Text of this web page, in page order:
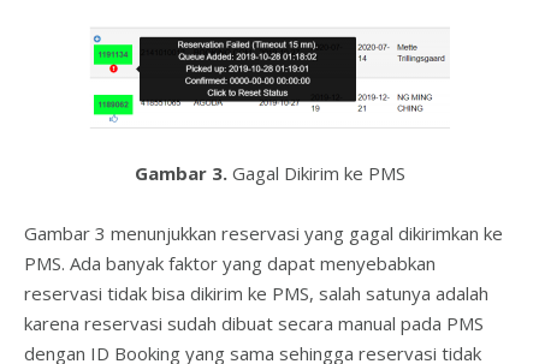
Gambar 3.Gagal Dikirim ke PMS
Gambar 3 menunjukkan reservasi yang gagal dikirimkan ke
PMS. Ada banyak faktor yang dapat menyebabkan
reservasi tidak bisa dikirim ke PMS, salah satunya adalah
karena reservasi sudah dibuat secara manual pada PMS
dengan ID Booking yang sama sehingga reservasi tidak